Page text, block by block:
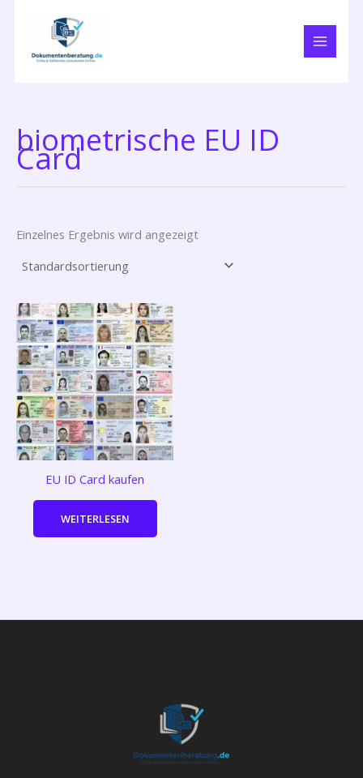
biometrische EU ID
Card
Einzelnes Ergebnis wird angezeigt
EU ID Card kaufen
WEITERLESEN